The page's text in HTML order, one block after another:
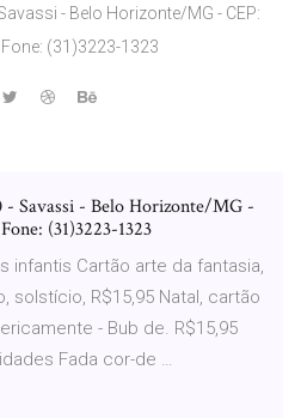
- Belo Horizonte/MG - CEP:
(31)3223-1323
- Savassi - Belo Horizonte/MG -
(31)3223-1323
infantis Cartão arte da fantasia,
solstício, R$15,95 Natal, cartão
- Bub de. R$15,95
Fada cor-de …